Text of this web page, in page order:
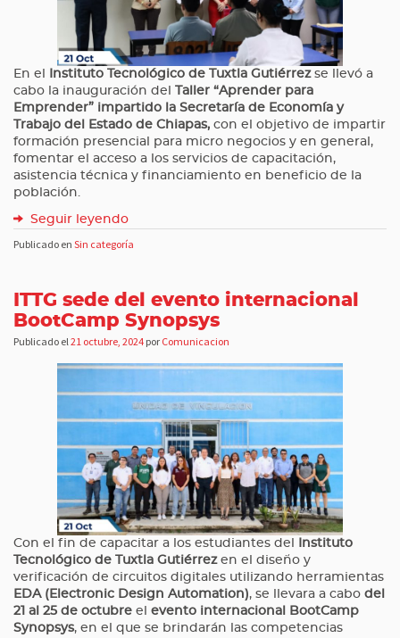
En el Instituto Tecnológico de Tuxtla Gutiérrez se llevó a
cabo la inauguración del
Taller “Aprender para
Emprender” impartido la Secretaría de Economía y
Trabajo del Estado de Chiapas, con el objetivo de impartir
formación presencial para micro negocios y en general,
fomentar el acceso a los servicios de capacitación,
asistencia técnica y financiamiento en beneficio de la
población.
Seguir leyendo
Publicado en Sin categoría
ITTG sede del evento internacional
BootCamp Synopsys
Publicado el21 octubre, 2024 por Comunicacion
Con el fin de capacitar a los estudiantes del
Instituto
Tecnológico de Tuxtla Gutiérrezen el diseño y
verificación de circuitos digitales utilizando herramientas
EDA (Electronic Design Automation), se llevara a cabo del
21 al 25 de octubre el evento internacional BootCamp
Synopsys, en el que se brindarán las competencias